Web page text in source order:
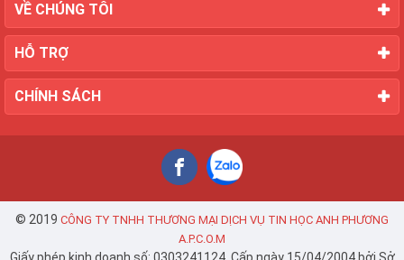
VỀ CHÚNG TÔI
HỖ TRỢ
CHÍNH SÁCH
© 2019 CÔNG TY TNHH THƯƠNG MẠI DỊCH VỤ TIN HỌC ANH PHƯƠNG
A.P.C.O.M